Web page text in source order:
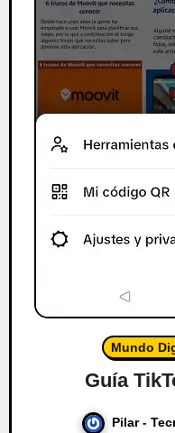
Mundo
Guía
Pilar -